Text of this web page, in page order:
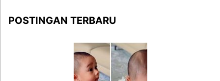
POSTINGAN TERBARU